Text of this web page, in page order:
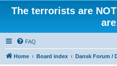
The terrorists are
FAQ
Home Board index Dansk Forum /